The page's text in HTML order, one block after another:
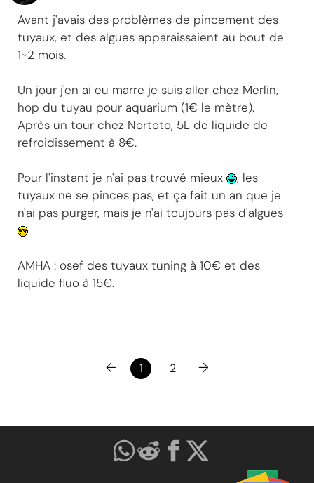
Avant j'avais des problèmes de pincement des
tuyaux, et des algues apparaissaient au bout de
1~2 mois.
Un jour j'en ai eu marre je suis aller chez Merlin,
hop du tuyau pour aquarium (1€ le mètre).
Après un tour chez Nortoto, 5L de liquide de
refroidissement à 8€.
Pour l'instant je n'ai pas trouvé mieux
, les
tuyaux ne se pinces pas, et ça fait un an que je
n'ai pas purger, mais je n'ai toujours pas d'algues
.
AMHA : osef des tuyaux tuning à 10€ et des
liquide fluo à 15€.
← 1 2 →